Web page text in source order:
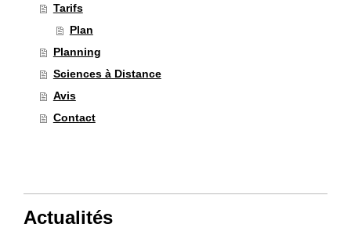
Tarifs
Plan
Planning
Sciences à Distance
Avis
Contact
Actualités